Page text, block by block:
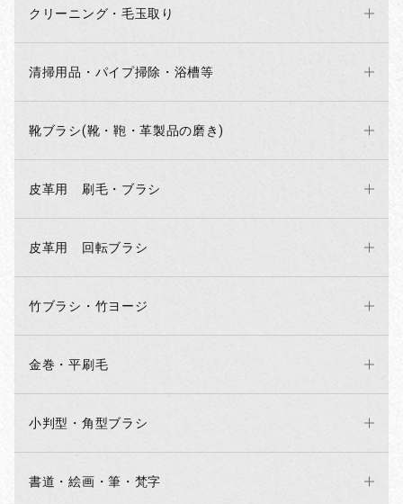
クリーニング・毛玉取り
清掃用品・パイプ掃除・浴槽等
靴ブラシ(靴・鞄・革製品の磨き)
皮革用 刷毛・ブラシ
皮革用 回転ブラシ
竹ブラシ・竹ヨージ
金巻・平刷毛
小判型・角型ブラシ
書道・絵画・筆・梵字